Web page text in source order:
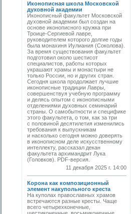
Иконописная школа Московской
духовной академии
Иконописный факультет Московской
духовной академии был создан на
основе иконописного кружка при
Троице-Сергиевой лавре,
руководителем которого долгие годы
была монахиня Иулиания (Соколова).
За время существования факультет
подготовил около шестисот
специалистов, работы которых
украшают храмы и монастыри не
только России, но и других стран.
Сегодня школа продолжает лучшие
иконописные традиции Лавры,
совершенствуя учебную программу
и делясь опытом с иконописными
отделениями духовных семинарий
страны. О самобытности и специфике
этого факультета, о том, как за три
с половиной десятилетия изменились
требования к выпускникам
и насколько сегодня можно доверять
в иконописном деле искусственному
интеллекту, рассказал декан
факультета архимандрит Лука
(Головков). PDF-версия.
11 декабря 2025 г. 14:00
Корона как композиционный
элемент накупольного креста
На куполах православных храмов
встречаются разные кресты. Чаще
всего четырехконечные,